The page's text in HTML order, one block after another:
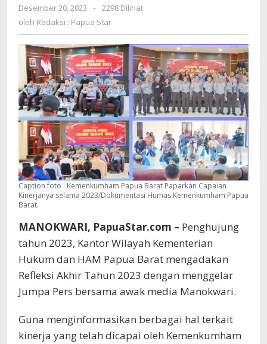
Kinerja
Selama
2023
Desember 20, 2023
oleh
Redaksi
Star
-
2298 Dilihat
oleh Redaksi : Papua Star
Caption foto : Kemenkumham Papua Barat Paparkan Capaian
Kinerjanya selama 2023/Dokumentasi Humas Kemenkumham Papua
Barat.
MANOKWARI, PapuaStar.com – Penghujung
tahun 2023, Kantor Wilayah Kementerian
Hukum dan HAM Papua Barat mengadakan
Refleksi Akhir Tahun 2023 dengan menggelar
Jumpa Pers bersama awak media Manokwari.
Guna menginformasikan berbagai hal terkait
kinerja yang telah dicapai oleh Kemenkumham